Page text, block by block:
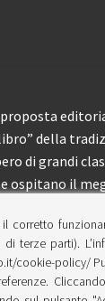
della
di grandi
il
corretto
terze parti).
cookie-policy/